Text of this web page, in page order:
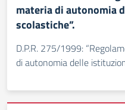
materia di autonomia
scolastiche”.
D.P.R. 275/1999:
di autonomia delle